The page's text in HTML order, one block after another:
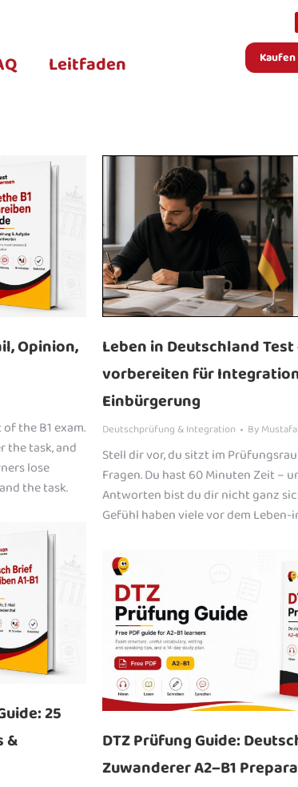
Leitfaden Kaufen
Opinion,
the B1 exam.
the task, and
lose
the task.
Leben in Deutschland
vorbereiten für
Einbürgerung
Deutschprüfung & Integration By
Stell dir vor, du sitzt im
Fragen. Du hast 60 Minuten Zeit –
Antworten bist du dir nicht ganz
Gefühl haben viele vor dem
25
&
DTZ Prüfung Guide:
Zuwanderer A2–B1